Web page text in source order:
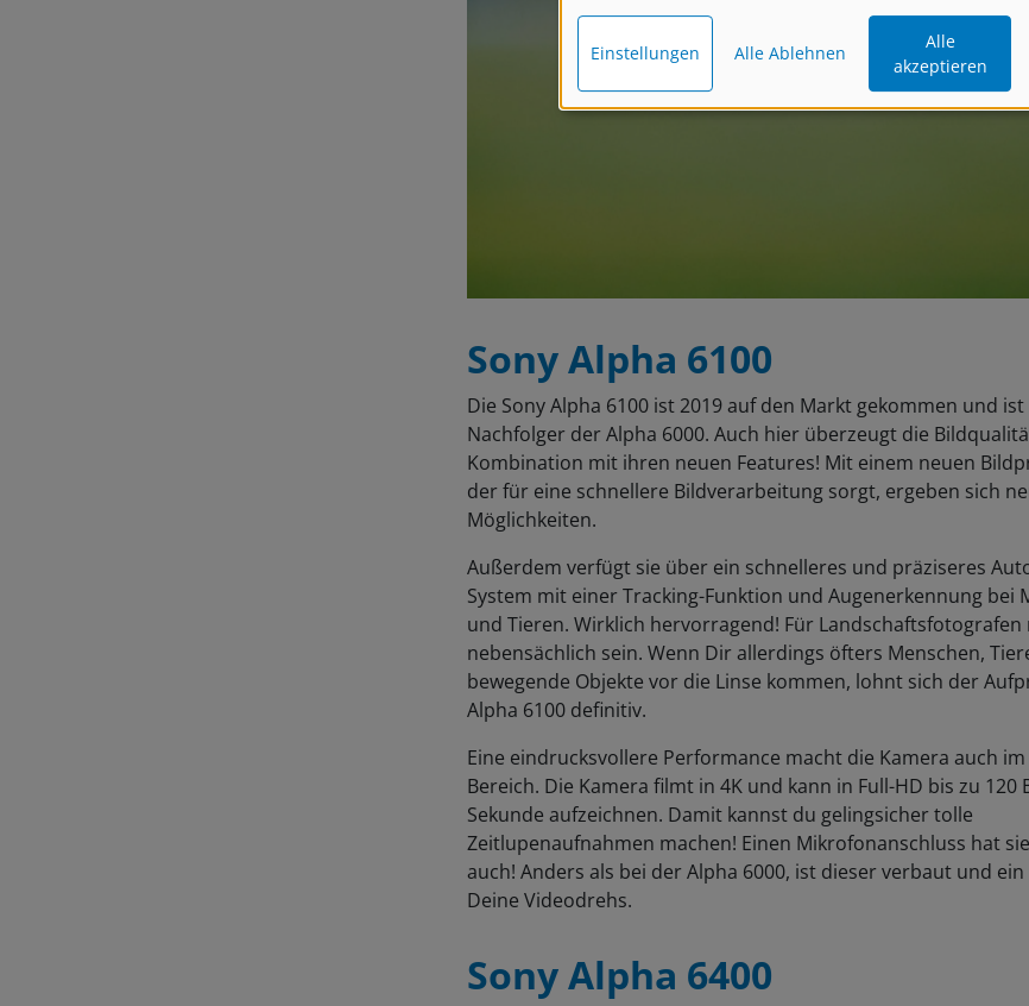
Sony Alpha 6100
Die Sony Alpha 6100 ist 2019 auf den Markt gekommen und
Nachfolger der Alpha 6000. Auch hier überzeugt die
Kombination mit ihren neuen Features! Mit einem neuen
der für eine schnellere Bildverarbeitung sorgt, ergeben sich
Möglichkeiten.
Außerdem verfügt sie über ein schnelleres und präziseres
System mit einer Tracking-Funktion und Augenerkennung bei
und Tieren. Wirklich hervorragend! Für Landschaftsfotografen
nebensächlich sein. Wenn Dir allerdings öfters Menschen,
bewegende Objekte vor die Linse kommen, lohnt sich der
Alpha 6100 definitiv.
Eine eindrucksvollere Performance macht die Kamera auch
Bereich. Die Kamera filmt in 4K und kann in Full-HD bis zu 120
Sekunde aufzeichnen. Damit kannst du gelingsicher tolle
Zeitlupenaufnahmen machen! Einen Mikrofonanschluss hat
auch! Anders als bei der Alpha 6000, ist dieser verbaut und
Deine Videodrehs.
Sony Alpha 6400
Einstellungen Alle Ablehnen
Alle
akzeptieren